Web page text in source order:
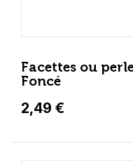
Facettes ou
Foncé
2,49 €